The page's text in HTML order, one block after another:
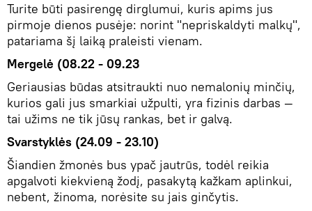
Turite būti pasirengę dirglumui, kuris apims jus
pirmoje dienos pusėje: norint "nepriskaldyti malkų",
patariama šį laiką praleisti vienam.
Mergelė (08.22 - 09.23
Geriausias būdas atsitraukti nuo nemalonių minčių,
kurios gali jus smarkiai užpulti, yra fizinis darbas —
tai užims ne tik jūsų rankas, bet ir galvą.
Svarstyklės (24.09 - 23.10)
Šiandien žmonės bus ypač jautrūs, todėl reikia
apgalvoti kiekvieną žodį, pasakytą kažkam aplinkui,
nebent, žinoma, norėsite su jais ginčytis.